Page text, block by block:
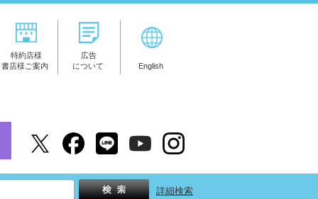
特約店様
書店様ご案内
広告
について
English
詳細検索